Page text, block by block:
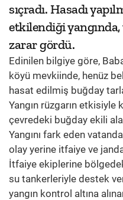
sıçradı. Hasadı
etkilendiği
zarar gördü.
Edinilen bilgiye göre,
köyü mevkiinde, henüz
hasat edilmiş buğday
Yangın rüzgarın etkisiyle
çevredeki buğday ekili
Yangını fark eden
olay yerine itfaiye ve
İtfaiye ekiplerine
su tankerleriyle destek
yangın kontrol altına